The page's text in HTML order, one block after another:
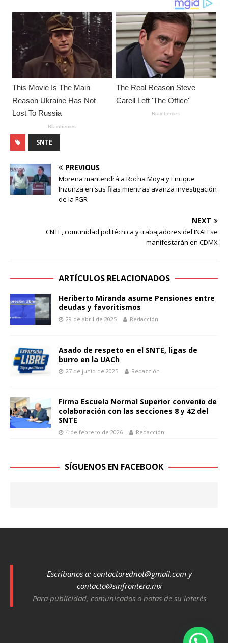
SNTE
PREVIOUS
Morena mantendrá a Rocha Moya y Enrique
Inzunza en sus filas mientras avanza investigación
de la FGR
NEXT
CNTE, comunidad politécnica y trabajadores del INAH se
manifestarán en CDMX
ARTÍCULOS RELACIONADOS
Heriberto Miranda asume Pensiones entre
deudas y favoritismos
29 de abril de 2025 Redacción
Asado de respeto en el SNTE, ligas de
burro en la UACh
27 de junio de 2025 Redacción
Firma Escuela Normal Superior convenio de
colaboración con las secciones 8 y 42 del
SNTE
4 de febrero de 2026 Redacción
SÍGUENOS EN FACEBOOK
Escríbanos a: contactorednot@gmail.comy
contacto@sinfrontera.mx
Para publicidad, comunicados o notas de su interés